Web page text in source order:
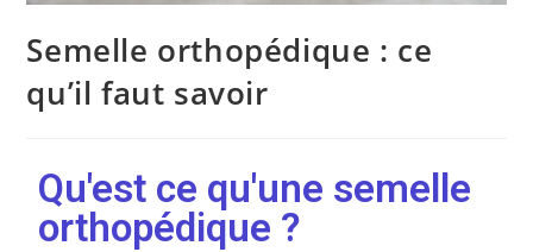
Semelle orthopédique : ce
qu’il faut savoir
Qu'est ce qu'une semelle
orthopédique ?